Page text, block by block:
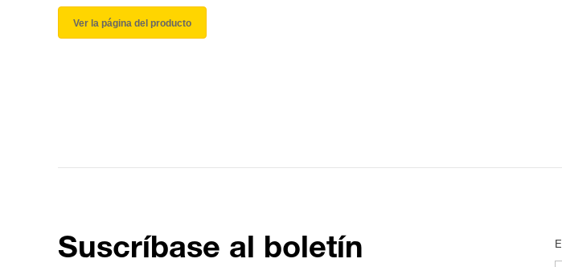
Ver la página del producto
Suscríbase al boletín